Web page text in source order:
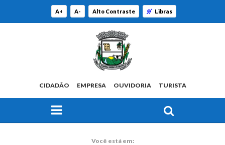
A+ A- Alto Contraste Libras
CIDADÃO EMPRESA OUVIDORIA TURISTA
Você está em: